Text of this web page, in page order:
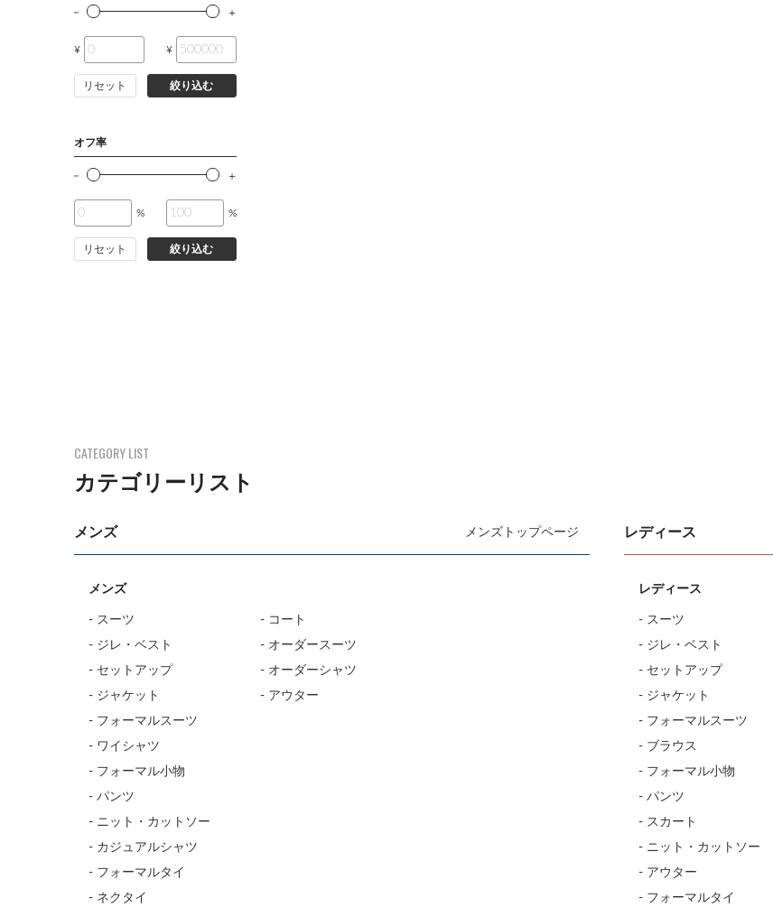
¥ ¥
リセット 絞り込む
オフ率
% %
リセット 絞り込む
CATEGORY LIST
カテゴリーリスト
メンズ メンズトップページ
メンズ
- スーツ
- ジレ・ベスト
- セットアップ
- ジャケット
- フォーマルスーツ
- ワイシャツ
- フォーマル小物
- パンツ
- ニット・カットソー
- カジュアルシャツ
- フォーマルタイ
- ネクタイ
- コート
- オーダースーツ
- オーダーシャツ
- アウター
レディース
レディース
- スーツ
- ジレ・ベスト
- セットアップ
- ジャケット
- フォーマルスーツ
- ブラウス
- フォーマル小物
- パンツ
- スカート
- ニット・カットソー
- アウター
- フォーマルタイ